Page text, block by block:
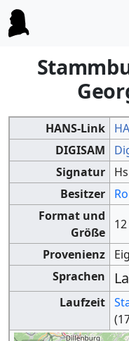
HANS-Link
DIGISAM
Signatur
Besitzer
Format und
Größe
Provenienz
Sprachen
Laufzeit
(